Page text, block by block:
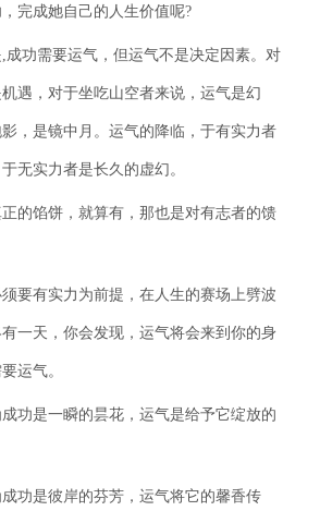
完成她自己的人生价值呢?
成功需要运气，但运气不是决定因素。对
遇，对于坐吃山空者来说，运气是幻
，是镜中月。运气的降临，于有实力者
无实力者是长久的虚幻。
的馅饼，就算有，那也是对有志者的馈
要有实力为前提，在人生的赛场上劈波
一天，你会发现，运气将会来到你的身
运气。
功是一瞬的昙花，运气是给予它绽放的
功是彼岸的芬芳，运气将它的馨香传